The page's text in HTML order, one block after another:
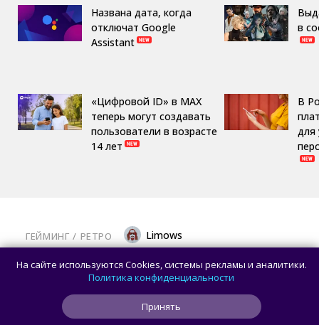
Названа дата, когда
отключат Google
Assistant
«Цифровой ID» в MAX
теперь могут создавать
пользователи в возрасте
14 лет
в
В
для
ГЕЙМИНГ / РЕТРО Limows
Коллекционеры, готовьте кошельки: Taito
и Famitsu анонсировали трансляцию
о расширении библиотеки аркадной Egret
На сайте используются Cookies, системы рекламы и аналитики.
Политика конфиденциальности
Принять